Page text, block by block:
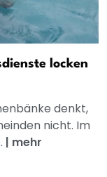
locken
denkt,
nicht. Im
| mehr